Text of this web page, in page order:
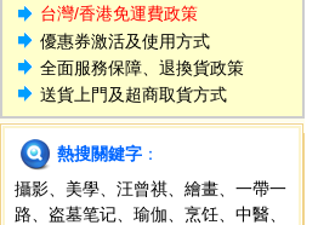
台灣/香港免運費政策
優惠券激活及使用方式
全面服務保障、退換貨政策
送貨上門及超商取貨方式
熱搜關鍵字 ：
攝影
美學 汪曾祺 繪畫
一帶一
路
盗墓笔记 瑜伽 烹饪 中醫